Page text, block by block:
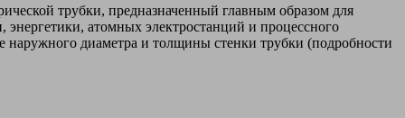
трубки, предназначенный главным образом для
атомных электростанций и процессного
наружного диаметра и толщины стенки трубки (подробности